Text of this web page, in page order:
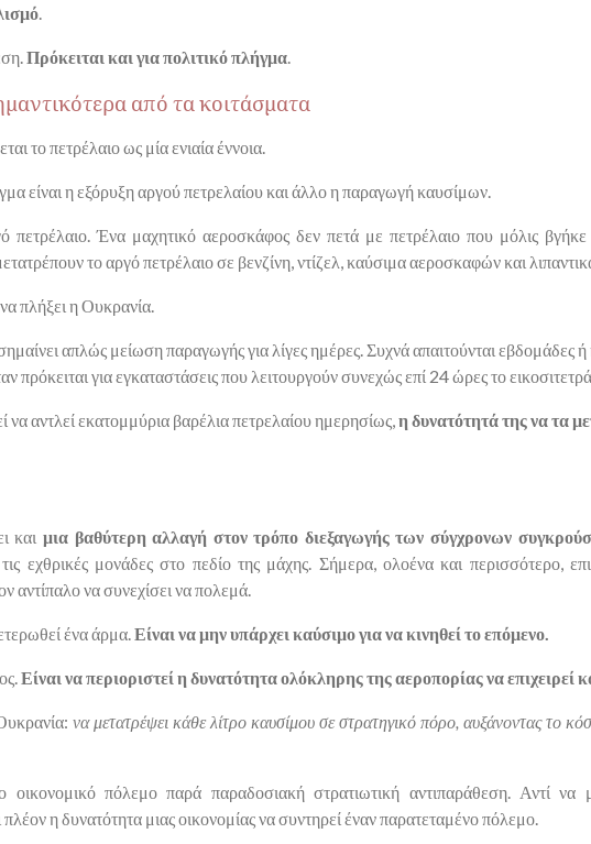
Πρόκειται και για πολιτικό πλήγμα
από τα κοιτάσματα
το πετρέλαιο ως μία ενιαία έννοια.
είναι η εξόρυξη αργού πετρελαίου και άλλο η παραγωγή καυσίμων.
πετρέλαιο. Ένα μαχητικό αεροσκάφος δεν πετά με πετρέλαιο που μόλις
το αργό πετρέλαιο σε βενζίνη, ντίζελ, καύσιμα αεροσκαφών και
πλήξει η Ουκρανία.
απλώς μείωση παραγωγής για λίγες ημέρες. Συχνά απαιτούνται εβδομάδες
πρόκειται για εγκαταστάσεις που λειτουργούν συνεχώς επί 24 ώρες το
αντλεί εκατομμύρια βαρέλια πετρελαίου ημερησίως, η δυνατότητά της να τα
και μια βαθύτερη αλλαγή στον τρόπο διεξαγωγής των σύγχρονων
εχθρικές μονάδες στο πεδίο της μάχης. Σήμερα, ολοένα και περισσότερο,
αντίπαλο να συνεχίσει να πολεμά.
ένα άρμα. Είναι να μην υπάρχει καύσιμο για να κινηθεί το επόμενο.
Είναι να περιοριστεί η δυνατότητα ολόκληρης της αεροπορίας να επιχειρεί
να μετατρέψει κάθε λίτρο καυσίμου σε στρατηγικό πόρο, αυξάνοντας το
οικονομικό πόλεμο παρά παραδοσιακή στρατιωτική αντιπαράθεση. Αντί να
η δυνατότητα μιας οικονομίας να συντηρεί έναν παρατεταμένο πόλεμο.